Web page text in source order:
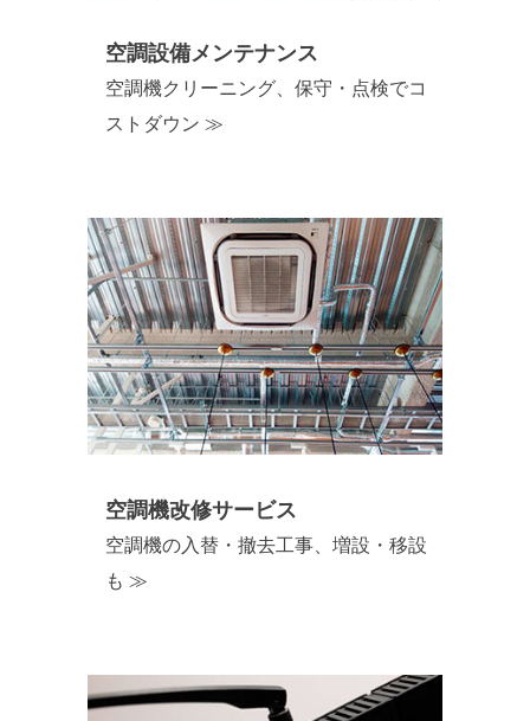
空調設備メンテナンス
空調機クリーニング、保守・点検でコ
ストダウン ≫
空調機改修サービス
空調機の入替・撤去工事、増設・移設
も ≫